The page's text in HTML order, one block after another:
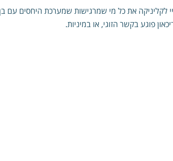
לקליניקה את כל מי שמרגישות שמערכת היחסים עם
פוגע בקשר הזוגי, או במיניות.